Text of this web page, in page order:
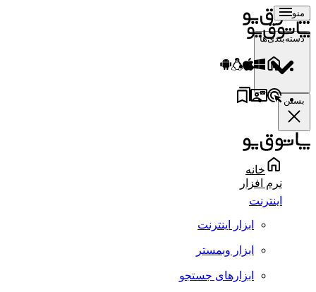
منو
دسته‌بندی‌ها
بستن
خانه
نرم افزار
اینترنت
ابزار اینترنت
ابزار وبمستر
ابزارهای جستجو